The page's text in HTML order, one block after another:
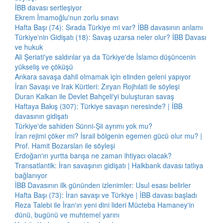
İBB davası sertleşiyor
Ekrem İmamoğlu'nun zorlu sınavı
Hafta Başı (74): Sırada Türkiye mi var? İBB davasının anlamı
Türkiye'nin Gidişatı (18): Savaş uzarsa neler olur? İBB Davası
ve hukuk
Ali Şeriati'ye saldırılar ya da Türkiye'de İslamcı düşüncenin
yükseliş ve çöküşü
Ankara savaşa dahil olmamak için elinden geleni yapıyor
İran Savaşı ve Irak Kürtleri: Zıryan Rojhılati ile söyleşi
Duran Kalkan ile Devlet Bahçeli'yi buluşturan savaş
Haftaya Bakış (307): Türkiye savaşın neresinde? | İBB
davasının gidişatı
Türkiye'de sahiden Sünni-Şii ayrımı yok mu?
İran rejimi çöker mi? İsrail bölgenin egemen gücü olur mu? |
Prof. Hamit Bozarslan ile söyleşi
Erdoğan'ın yurtta barışa ne zaman ihtiyacı olacak?
Transatlantik: İran savaşının gidişatı | Halkbank davası tatlıya
bağlanıyor
İBB Davasının ilk gününden izlenimler: Usul esası belirler
Hafta Başı (73): İran savaşı ve Türkiye | İBB davası başladı
Reza Talebi ile İran'ın yeni dini lideri Mücteba Hamaney'in
dünü, bugünü ve muhtemel yarını